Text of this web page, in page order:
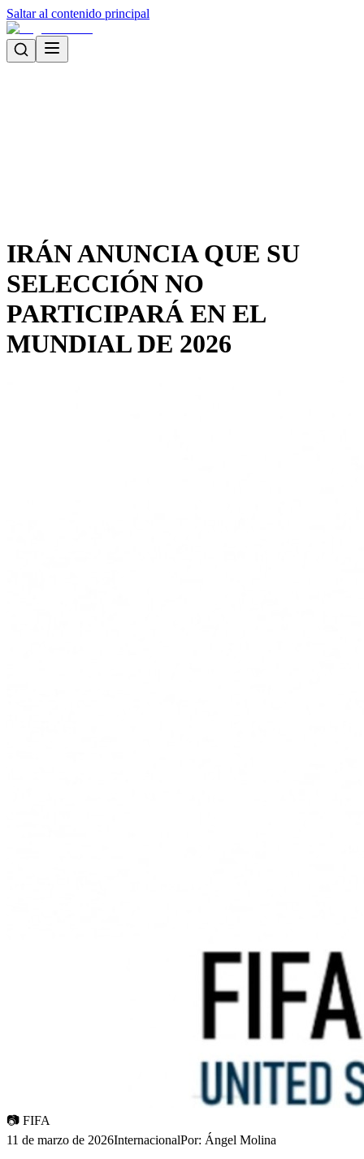
Saltar al contenido principal
IRÁN ANUNCIA QUE SU
SELECCIÓN NO
PARTICIPARÁ EN EL
MUNDIAL DE 2026
📷 FIFA
11 de marzo de 2026InternacionalPor: Ángel Molina